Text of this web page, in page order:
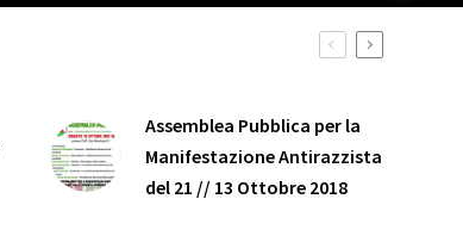
Assemblea Pubblica per la
Manifestazione Antirazzista
del 21 // 13 Ottobre 2018